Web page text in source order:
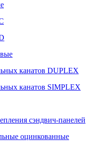
канатов DUPLEX
канатов SIMPLEX
сэндвич-панелей
оцинкованные